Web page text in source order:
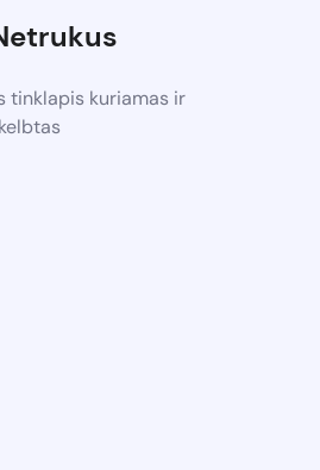
tinklapis kuriamas ir